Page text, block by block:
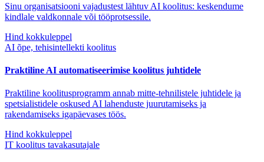
Sinu organisatsiooni vajadustest lähtuv AI koolitus: keskendume
kindlale valdkonnale või tööprotsessile.
Hind kokkuleppel
AI õpe, tehisintellekti koolitus
Praktiline AI automatiseerimise koolitus juhtidele
Praktiline koolitusprogramm annab mitte-tehnilistele juhtidele ja
spetsialistidele oskused AI lahenduste juurutamiseks ja
rakendamiseks igapäevases töös.
Hind kokkuleppel
IT koolitus tavakasutajale